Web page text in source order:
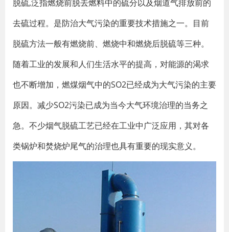
脱硫,泛指燃烧前脱去燃料中的硫分以及烟道气排放前的
去硫过程。是防治大气污染的重要技术措施之一。目前
脱硫方法一般有燃烧前、燃烧中和燃烧后脱硫等三种。
随着工业的发展和人们生活水平的提高，对能源的渴求
也不断增加，燃煤烟气中的SO2已经成为大气污染的主要
原因。减少SO2污染已成为当今大气环境治理的当务之
急。不少烟气脱硫工艺已经在工业中广泛应用，其对各
类锅炉和焚烧炉尾气的治理也具有重要的现实意义。